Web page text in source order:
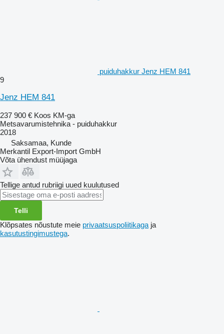
puiduhakkur Jenz HEM 841
9
Jenz HEM 841
237 900 € Koos KM-ga
Metsavarumistehnika - puiduhakkur
2018
Saksamaa, Kunde
Merkantil Export-Import GmbH
Võta ühendust müüjaga
Tellige antud rubriigi uued kuulutused
Telli
Klõpsates nõustute meie privaatsuspoliitikaga ja
kasutustingimustega.